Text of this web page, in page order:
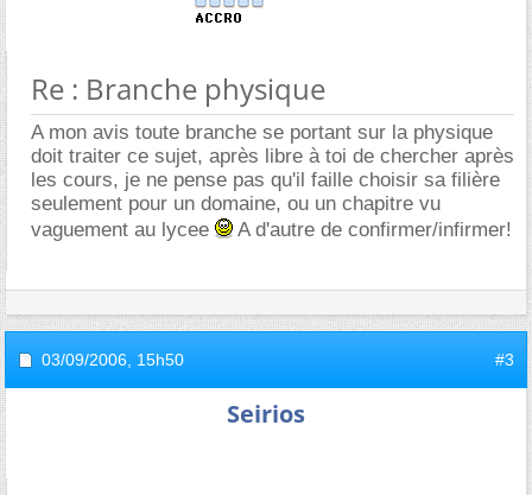
Re : Branche physique
A mon avis toute branche se portant sur la physique
doit traiter ce sujet, après libre à toi de chercher après
les cours, je ne pense pas qu'il faille choisir sa filière
seulement pour un domaine, ou un chapitre vu
vaguement au lycee
A d'autre de confirmer/infirmer!
03/09/2006, 15h50 #3
Seirios